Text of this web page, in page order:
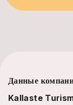
Данные
Kallaste